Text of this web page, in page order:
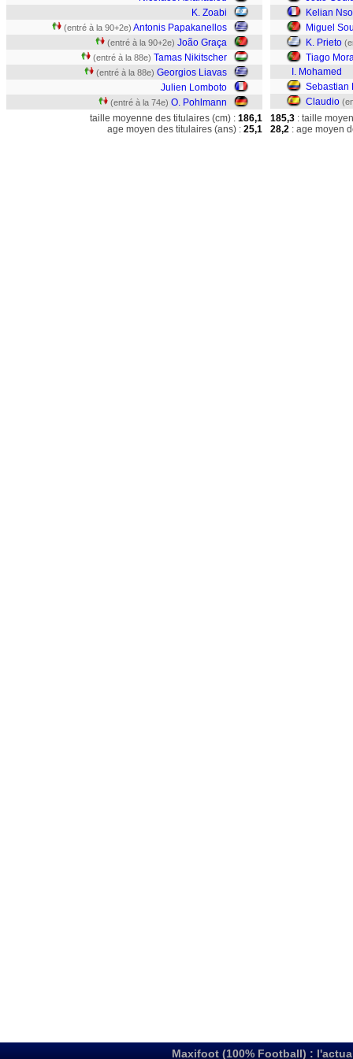
K. Zoabi
(entré à la 90+2e) Antonis Papakanellos
(entré à la 90+2e) João Graça
(entré à la 88e) Tamas Nikitscher
(entré à la 88e) Georgios Liavas
Julien Lomboto
(entré à la 74e) O. Pohlmann
Kelian
Miguel
K. Prieto
Tiago
I. Mohamed
Sebastian
Claudio
taille moyenne des titulaires (cm) : 186,1
age moyen des titulaires (ans) : 25,1
185,3 : taille
28,2 : age moyen
Maxifoot (100% Football) :